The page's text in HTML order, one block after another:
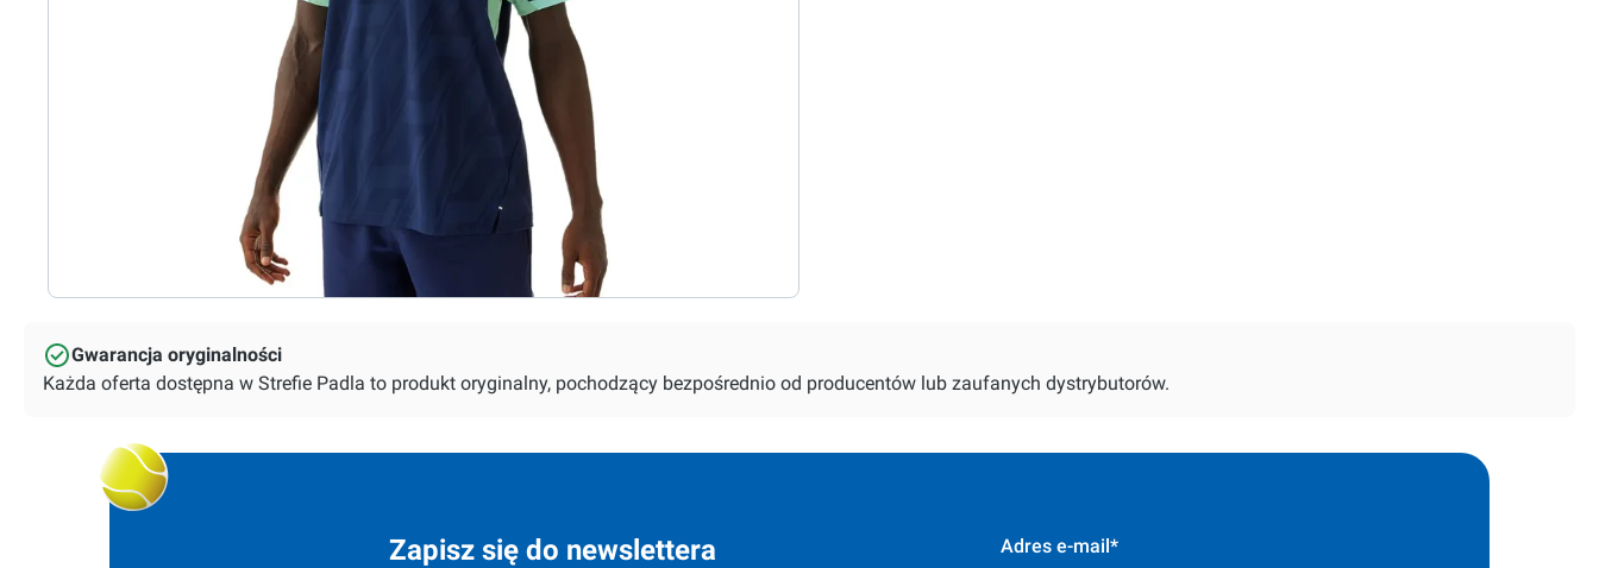
Gwarancja oryginalności
Każda oferta dostępna w Strefie Padla to produkt oryginalny, pochodzący bezpośrednio od producentów lub zaufanych dystrybutorów.
Zapisz się do newslettera Adres e-mail*